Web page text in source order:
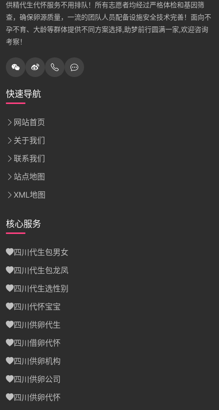
供精代生代怀服务不用排队！所有志愿者均经过严格体检和基因筛
查，确保卵源质量，一流的团队人员配备设施安全技术完善！面向不
孕不育、大龄等群体提供不同方案选择,助梦前行圆满一家,欢迎咨询
考察！
快速导航
网站首页
关于我们
联系我们
站点地图
XML地图
核心服务
四川代生包男女
四川代生包龙凤
四川代生选性别
四川代怀宝宝
四川供卵代生
四川借卵代怀
四川供卵机构
四川供卵公司
四川供卵代怀